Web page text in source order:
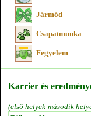
Jármód
Csapatmunka
Fegyelem
Karrier és
(első helyek-második